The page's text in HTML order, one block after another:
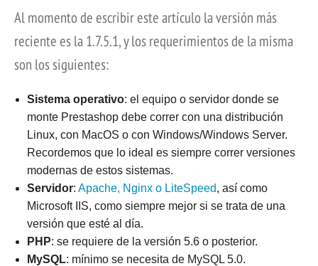
Al momento de escribir este artículo la versión más
reciente es la 1.7.5.1, y los requerimientos de la misma
son los siguientes:
Sistema operativo: el equipo o servidor donde se
monte Prestashop debe correr con una distribución
Linux, con MacOS o con Windows/Windows Server.
Recordemos que lo ideal es siempre correr versiones
modernas de estos sistemas.
Servidor: Apache, Nginx o LiteSpeed, así como
Microsoft IIS, como siempre mejor si se trata de una
versión que esté al día.
PHP: se requiere de la versión 5.6 o posterior.
MySQL: mínimo se necesita de MySQL 5.0.